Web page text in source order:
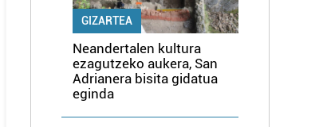
GIZARTEA
Neandertalen kultura
ezagutzeko aukera, San
Adrianera bisita gidatua
eginda